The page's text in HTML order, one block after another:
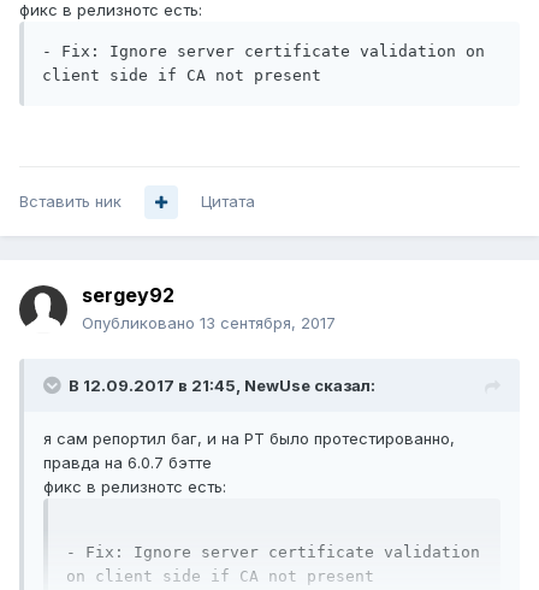
фикс в релизнотс есть:
- Fix: Ignore server certificate validation on
client side if CA not present
Вставить ник Цитата
sergey92
Опубликовано 13 сентября, 2017
В 12.09.2017 в 21:45, NewUse сказал:
я сам репортил баг, и на РТ было протестированно,
правда на 6.0.7 бэтте
фикс в релизнотс есть:
- Fix: Ignore server certificate validation
on client side if CA not present